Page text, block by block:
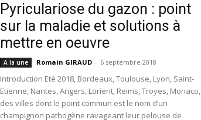
Pyriculariose du gazon : point
sur la maladie et solutions à
mettre en oeuvre
A la une Romain GIRAUD - 6 septembre 2018
Introduction Eté 2018, Bordeaux, Toulouse, Lyon, Saint-
Etienne, Nantes, Angers, Lorient, Reims, Troyes, Monaco,
des villes dont le point commun est le nom d’un
champignon pathogène ravageant leur pelouse de